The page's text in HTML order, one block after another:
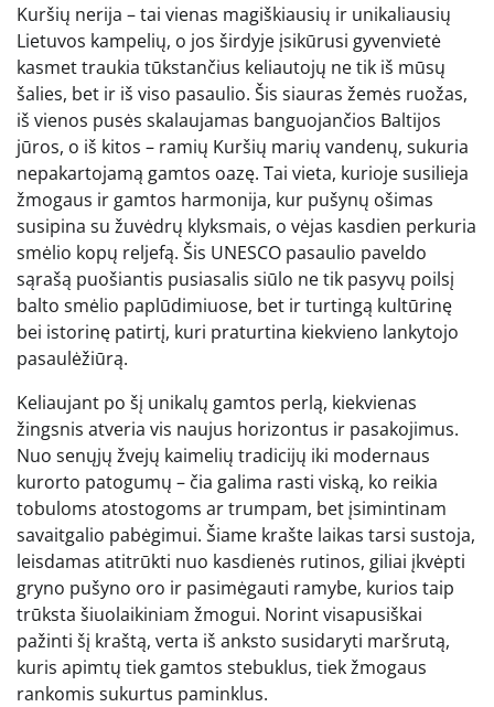
Kuršių nerija – tai vienas magiškiausių ir unikaliausių
Lietuvos kampelių, o jos širdyje įsikūrusi gyvenvietė
kasmet traukia tūkstančius keliautojų ne tik iš mūsų
šalies, bet ir iš viso pasaulio. Šis siauras žemės ruožas,
iš vienos pusės skalaujamas banguojančios Baltijos
jūros, o iš kitos – ramių Kuršių marių vandenų, sukuria
nepakartojamą gamtos oazę. Tai vieta, kurioje susilieja
žmogaus ir gamtos harmonija, kur pušynų ošimas
susipina su žuvėdrų klyksmais, o vėjas kasdien perkuria
smėlio kopų reljefą. Šis UNESCO pasaulio paveldo
sąrašą puošiantis pusiasalis siūlo ne tik pasyvų poilsį
balto smėlio paplūdimiuose, bet ir turtingą kultūrinę
bei istorinę patirtį, kuri praturtina kiekvieno lankytojo
pasaulėžiūrą.
Keliaujant po šį unikalų gamtos perlą, kiekvienas
žingsnis atveria vis naujus horizontus ir pasakojimus.
Nuo senųjų žvejų kaimelių tradicijų iki modernaus
kurorto patogumų – čia galima rasti viską, ko reikia
tobuloms atostogoms ar trumpam, bet įsimintinam
savaitgalio pabėgimui. Šiame krašte laikas tarsi sustoja,
leisdamas atitrūkti nuo kasdienės rutinos, giliai įkvėpti
gryno pušyno oro ir pasimėgauti ramybe, kurios taip
trūksta šiuolaikiniam žmogui. Norint visapusiškai
pažinti šį kraštą, verta iš anksto susidaryti maršrutą,
kuris apimtų tiek gamtos stebuklus, tiek žmogaus
rankomis sukurtus paminklus.